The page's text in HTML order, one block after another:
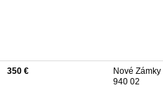
350 €
Nové Zámky
940 02